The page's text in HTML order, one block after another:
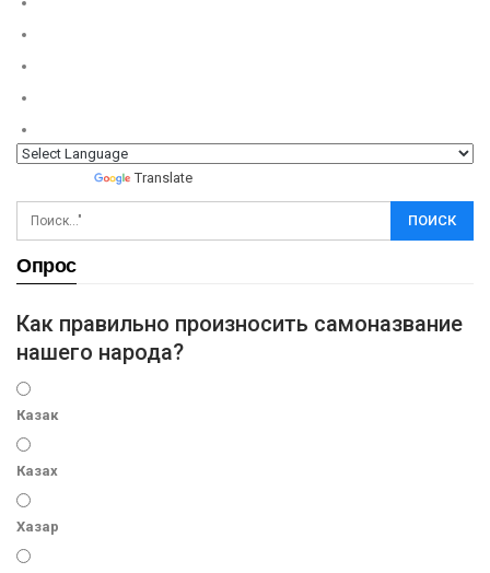
Translate
Опрос
Как правильно произносить самоназвание
нашего народа?
Казак
Казах
Хазар